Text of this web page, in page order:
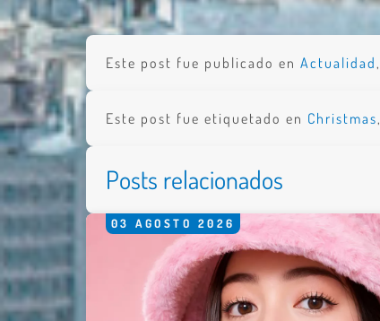
Este post fue publicado enActualidad ,
Este post fue etiquetado en Christmas,
Posts relacionados
03 AGOSTO 2026